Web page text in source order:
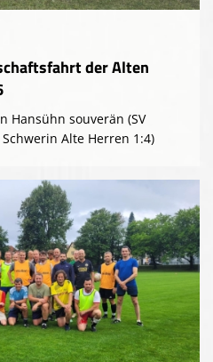
der Alten
Hansühn souverän (SV
Alte Herren 1:4)